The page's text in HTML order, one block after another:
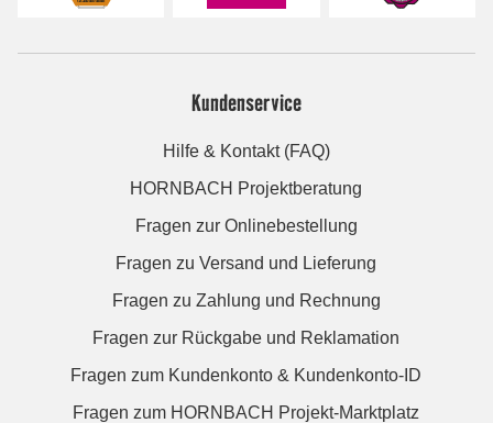
Kundenservice
Hilfe & Kontakt (FAQ)
HORNBACH Projektberatung
Fragen zur Onlinebestellung
Fragen zu Versand und Lieferung
Fragen zu Zahlung und Rechnung
Fragen zur Rückgabe und Reklamation
Fragen zum Kundenkonto & Kundenkonto-ID
Fragen zum HORNBACH Projekt-Marktplatz